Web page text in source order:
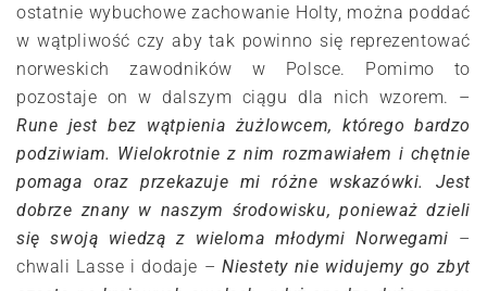
ostatnie wybuchowe zachowanie Holty, można poddać
w wątpliwość czy aby tak powinno się reprezentować
norweskich zawodników w Polsce. Pomimo to
pozostaje on w dalszym ciągu dla nich wzorem. –
Rune jest bez wątpienia żużlowcem, którego bardzo
podziwiam. Wielokrotnie z nim rozmawiałem i chętnie
pomaga oraz przekazuje mi różne wskazówki. Jest
dobrze znany w naszym środowisku, ponieważ dzieli
się swoją wiedzą z wieloma młodymi Norwegami –
chwali Lasse i dodaje –Niestety nie widujemy go zbyt